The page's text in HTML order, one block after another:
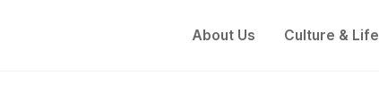
About Us Culture & Life